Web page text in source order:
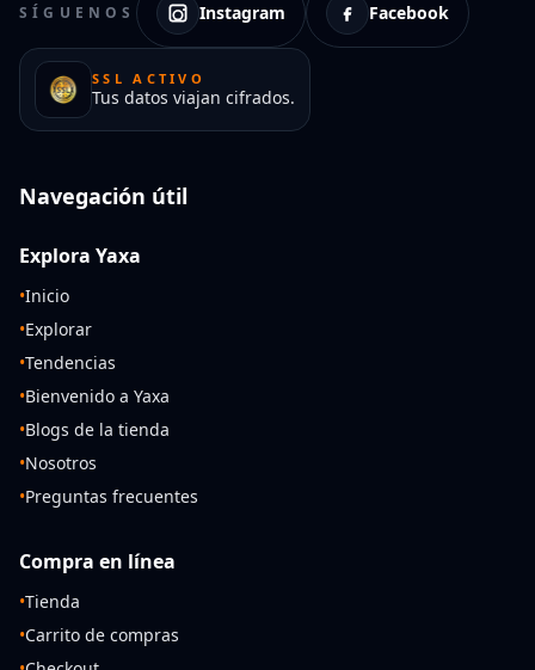
SÍGUENOS Instagram Facebook
SSL ACTIVO
Tus datos viajan cifrados.
Navegación útil
Explora Yaxa
•Inicio
•Explorar
•Tendencias
•Bienvenido a Yaxa
•Blogs de la tienda
•Nosotros
•Preguntas frecuentes
Compra en línea
•Tienda
•Carrito de compras